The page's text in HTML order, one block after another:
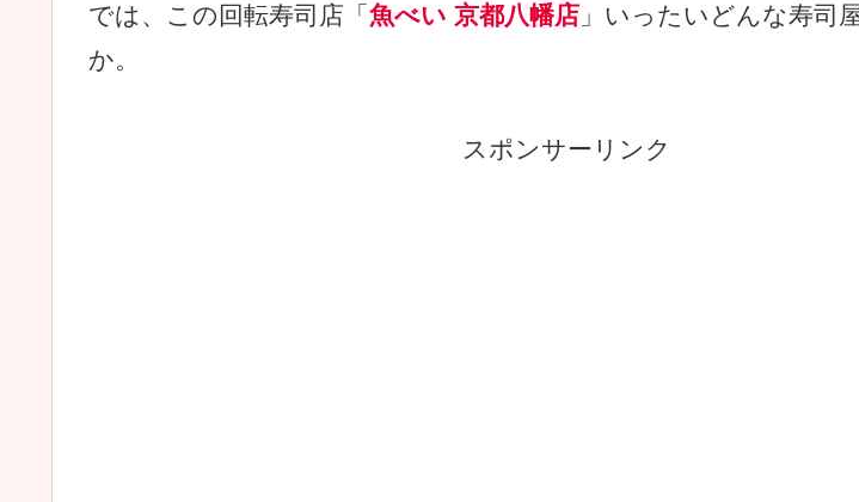
では、この回転寿司店「 魚べい 京都八幡店 」いったいどんな寿司
か。
スポンサーリンク